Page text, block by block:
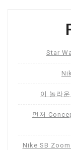
Star
이 놀라
먼저
Nike SB